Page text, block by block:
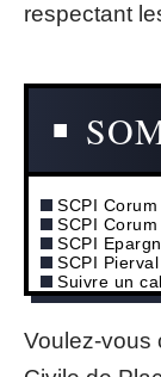
respectant
SCPI Corum
SCPI
SCPI
SCPI
Suivre un
Voulez-vous